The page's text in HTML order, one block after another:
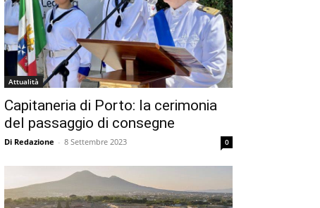
Attualità
Capitaneria di Porto: la cerimonia
del passaggio di consegne
Di Redazione - 8 Settembre 2023 0